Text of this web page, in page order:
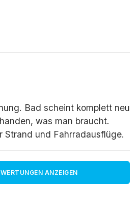
Bad scheint komplett neu
was man braucht.
Strand und Fahrradausflüge.
ANZEIGEN